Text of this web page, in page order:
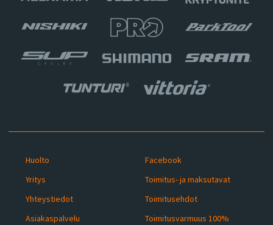
Huolto
Yritys
Yhteystiedot
Asiakaspalvelu
Facebook
Toimitus- ja maksutavat
Toimitusehdot
Toimitusvarmuus 100%